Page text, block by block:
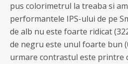
pus colorimetrul la treaba si
performantele IPS-ului de pe
de alb nu este foarte ridicat
de negru este unul foarte bun
urmare contrastul este printre